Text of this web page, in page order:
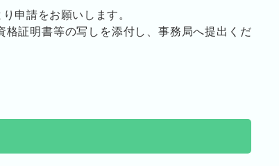
申請をお願いします。
証明書等の写しを添付し、事務局へ提出くだ